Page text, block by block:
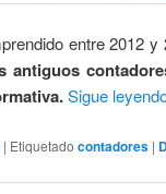
entre 2012
antiguos
Sigue
| Etiquetado contadores |